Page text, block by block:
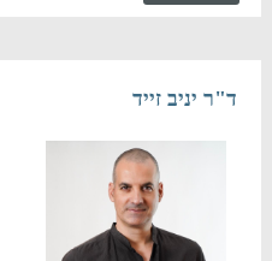
ד"ר יניב זייד